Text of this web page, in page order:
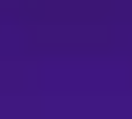
說明辦理；套票退票需整套辦
品質，請依票券座位入場並關閉
務聯絡 - 主辦：逸蘭軒掌中劇團
位公告之客服方式聯絡。